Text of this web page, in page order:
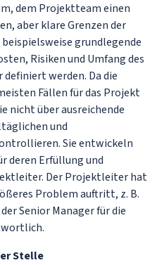
dem Projektteam einen
aber klare Grenzen der
grundlegende
Risiken und Umfang des
werden. Da die
Fällen für das Projekt
nicht über ausreichende
und
Sie entwickeln
deren Erfüllung und
Der Projektleiter hat
Problem auftritt, z. B.
Senior Manager für die
Stelle